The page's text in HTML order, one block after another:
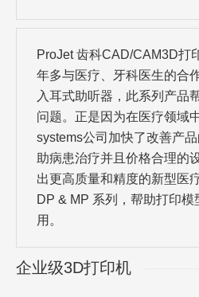
ProJet 齿科CAD/CAM3D打
年多与医疗、牙科医生的合
入耳式助听器，此系列产品
问题。正是因为在医疗领域
systems公司加快了改善产
助病患治疗并且价格合理的
出更高质量和精度的新型医
DP & MP 系列，帮助打印
用。
企业级3D打印机